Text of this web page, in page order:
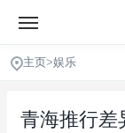
主页>娱乐
青海推行差